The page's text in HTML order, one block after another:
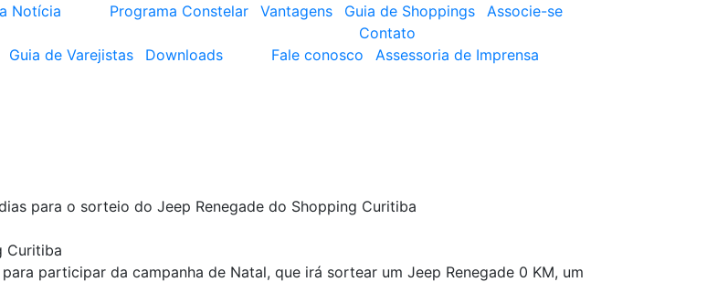
Notícia
Programa Constelar
Vantagens Guia de Shoppings
Associe-se
Guia de Varejistas Downloads
Contato
Fale conosco
Assessoria de Imprensa
para o sorteio do Jeep Renegade do Shopping Curitiba
Curitiba
participar da campanha de Natal, que irá sortear um Jeep Renegade 0 KM, um